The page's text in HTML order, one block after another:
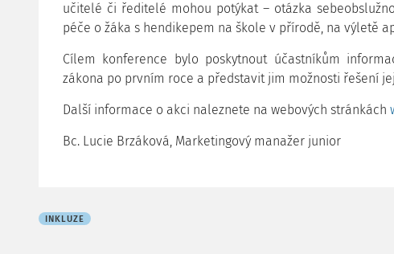
učitelé či ředitelé mohou potýkat – otázka
péče o žáka s hendikepem na škole v přírodě, na výletě
Cílem konference bylo poskytnout účastníkům
zákona po prvním roce a představit jim možnosti řešení
Další informace o akci naleznete na webových stránkách
Bc. Lucie Brzáková, Marketingový manažer junior
INKLUZE